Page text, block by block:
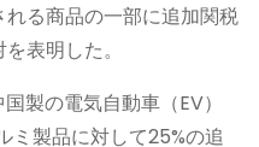
る商品の一部に追加関税
表明した。
製の電気自動車（EV）
ミ製品に対して25%の追